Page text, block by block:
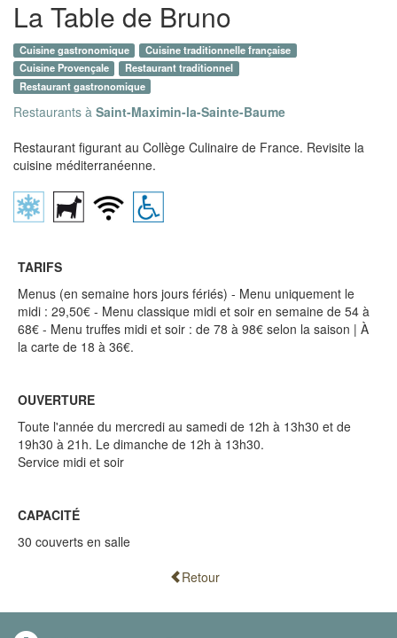
La Table de Bruno
Cuisine gastronomique
Cuisine traditionnelle française
Cuisine Provençale
Restaurant traditionnel
Restaurant gastronomique
Restaurants à Saint-Maximin-la-Sainte-Baume
Restaurant figurant au Collège Culinaire de France. Revisite la
cuisine méditerranéenne.
TARIFS
Menus (en semaine hors jours fériés) - Menu uniquement le
midi : 29,50€ - Menu classique midi et soir en semaine de 54 à
68€ - Menu truffes midi et soir : de 78 à 98€ selon la saison | À
la carte de 18 à 36€.
OUVERTURE
Toute l'année du mercredi au samedi de 12h à 13h30 et de
19h30 à 21h. Le dimanche de 12h à 13h30.
Service midi et soir
CAPACITÉ
30 couverts en salle
Retour